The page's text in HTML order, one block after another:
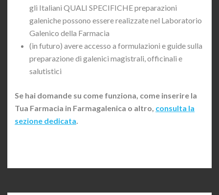
gli Italiani QUALI SPECIFICHE preparazioni
galeniche possono essere realizzate nel Laboratorio
Galenico della Farmacia
(in futuro) avere accesso a formulazioni e guide sulla
preparazione di galenici magistrali, officinali e
salutistici
Se hai domande su come funziona, come inserire la
Tua Farmacia in Farmagalenica o altro, consulta la
sezione dedicata